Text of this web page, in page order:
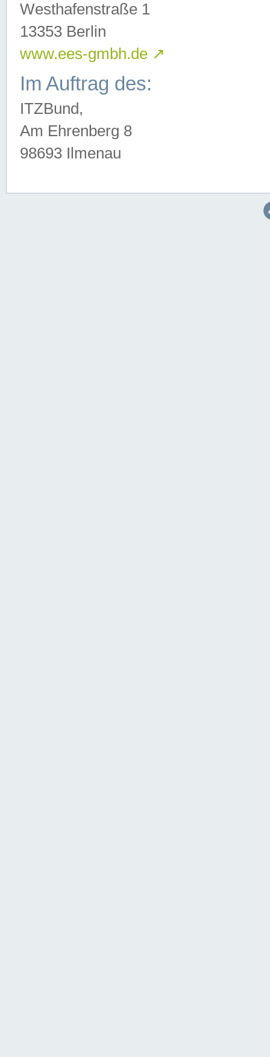
Westhafenstraße 1
13353 Berlin
www.ees-gmbh.de ↗
Im Auftrag des:
ITZBund,
Am Ehrenberg 8
98693 Ilmenau